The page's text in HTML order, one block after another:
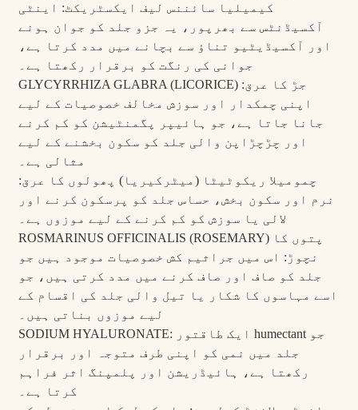
کیمیلیا سائننس لیف ایکسٹریکٹ: اینٹی
آکسیڈنٹس سے بھرپور، یہ جزو جلد کو جوان ہونے
اور آکسیڈیٹیو تناؤ سے بچانے میں مدد کرتا ہے،
جوانی کی رنگت کو برقرار رکھتا ہے۔
GLYCYRRHIZA GLABRA (LICORICE) جڑ کا عرق:
اپنی چمکدار اور سوزش مخالف خصوصیات کے لیے
جانا جاتا ہے، جو ہائیپر پگمنٹیشن کو کم کرنے
اور چڑچڑاپن والی جلد کو سکون بخشنے کے لیے
مثالی ہے۔
چمومیلا ریکوٹیٹا (میٹرکیریا) پھولوں کا عرق:
نرم اور سکون بخش، حساس جلد کو پرسکون کرنے اور
لالی یا سوزش کو کم کرنے کے لیے موزوں ہے۔
ROSMARINUS OFFICINALIS (ROSEMARY) پتوں کا
نچوڑ: اس میں جراثیم کش خصوصیات موجود ہیں جو
جلد کو صاف اور صاف کرنے میں مدد کرتی ہیں، جو
اسے مہاسوں کا شکار یا تیل والی جلد کی اقسام کے
لیے موزوں بناتی ہیں۔
SODIUM HYALURONATE: ایک طاقتور humectant جو
جلد میں نمی کو اپنی طرف متوجہ اور برقرار
رکھتا ہے، ہائیڈریشن اور پلمپنگ اثر فراہم
کرتا ہے۔